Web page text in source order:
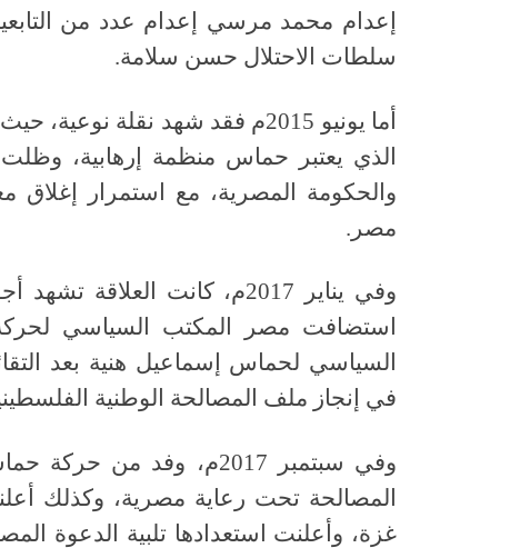
إعدام محمد مرسي إعدام عدد من
سلطات الاحتلال حسن سلامة.
أما يونيو 2015م فقد شهد نقلة
الذي يعتبر حماس منظمة إرهابية،
والحكومة المصرية، مع استمرار
مصر.
وفي يناير 2017م، كانت
استضافت مصر المكتب السياسي
السياسي لحماس إسماعيل هنية بعد
في إنجاز ملف المصالحة الوطنية
وفي سبتمبر 2017م، وفد
المصالحة تحت رعاية مصرية، وكذلك
غزة، وأعلنت استعدادها تلبية الدعوة